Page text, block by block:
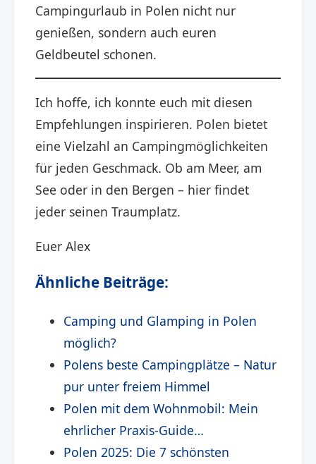
Campingurlaub in Polen nicht nur
genießen, sondern auch euren
Geldbeutel schonen.​
Ich hoffe, ich konnte euch mit diesen
Empfehlungen inspirieren. Polen bietet
eine Vielzahl an Campingmöglichkeiten
für jeden Geschmack. Ob am Meer, am
See oder in den Bergen – hier findet
jeder seinen Traumplatz.​
Euer Alex
Ähnliche Beiträge:
Camping und Glamping in Polen
möglich?
Polens beste Campingplätze – Natur
pur unter freiem Himmel
Polen mit dem Wohnmobil: Mein
ehrlicher Praxis-Guide…
Polen 2025: Die 7 schönsten